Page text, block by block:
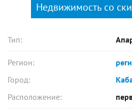
Недвижимость со
Тип:
Регион:
Город:
Расположение: